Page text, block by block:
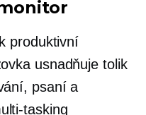
produktivní
usnadňuje tolik
psaní a
tasking